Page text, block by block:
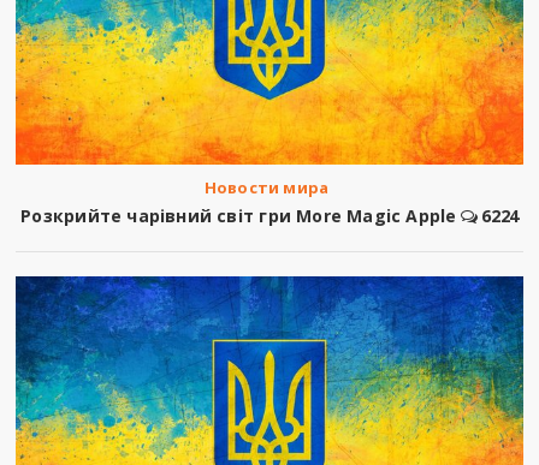
Новости мира
Розкрийте чарівний світ гри More Magic Apple 6224